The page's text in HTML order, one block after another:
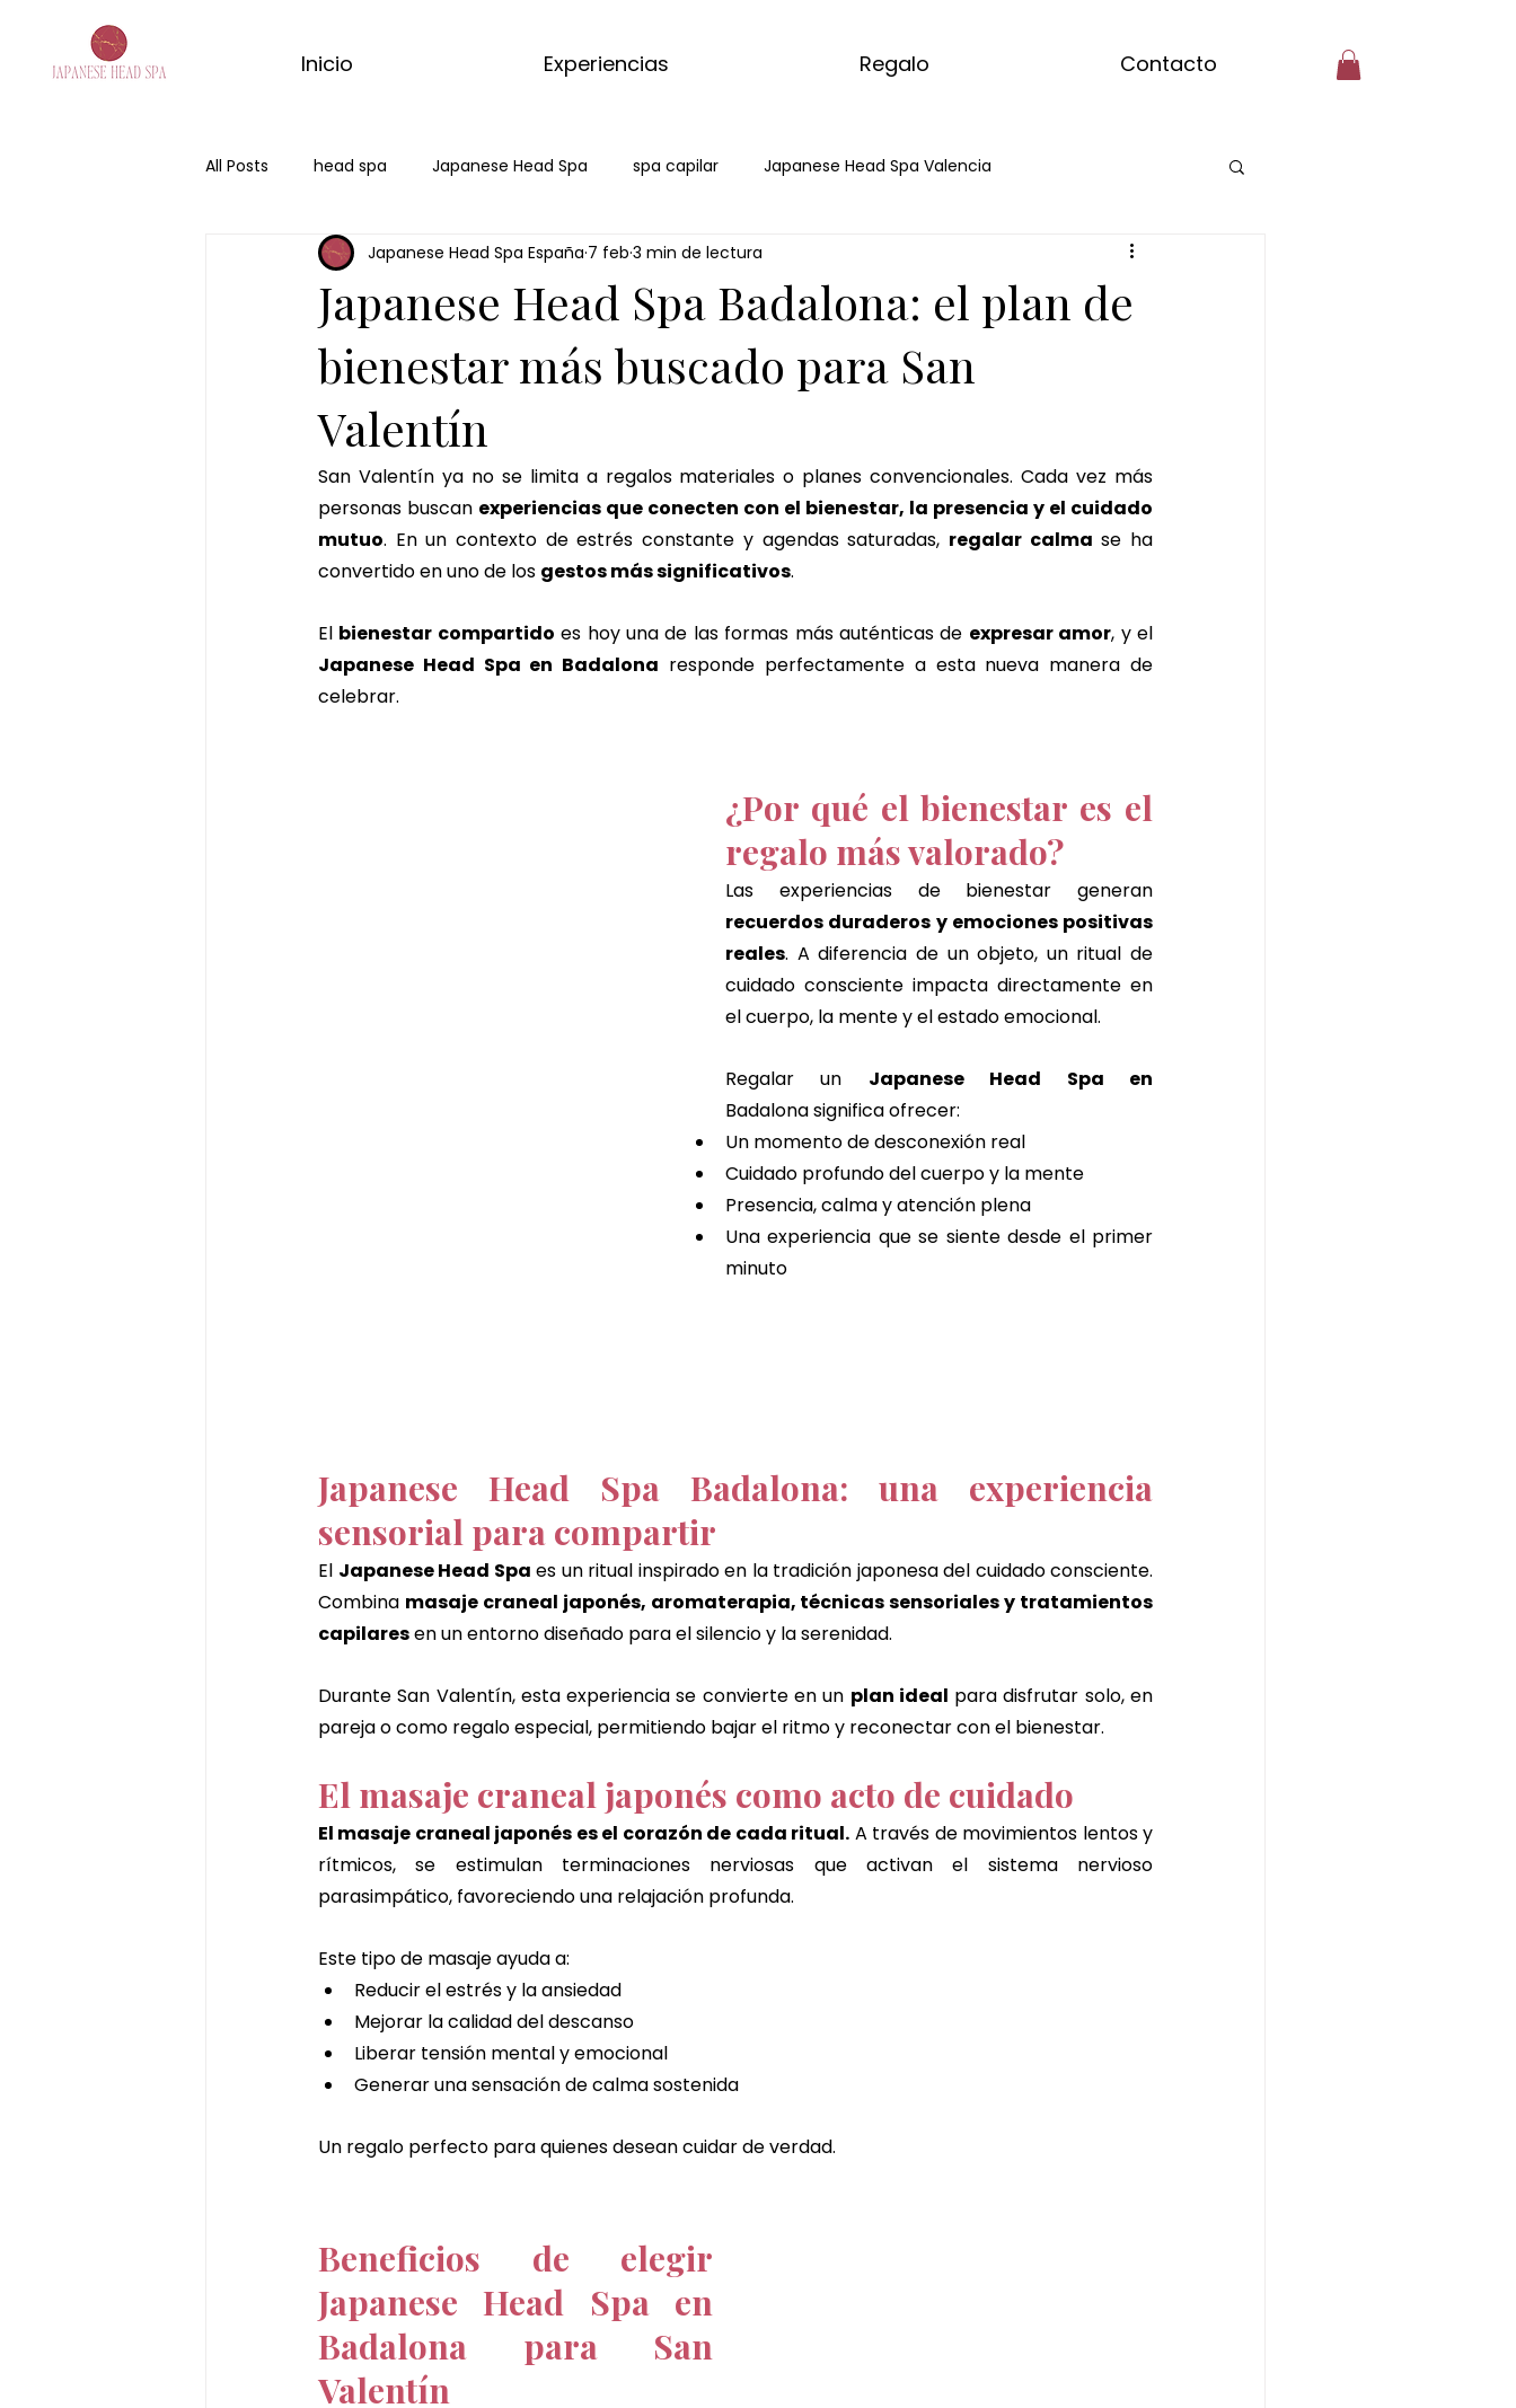
Inicio Experiencias Regalo Contacto
All Posts head spa Japanese Head Spa spa capilar Japanese Head Spa Valencia
Japanese Head Spa Badalona Salud Capilar Badalona Head Spa Badalona
influencers masaje con matcha kyoto matcha ritual
masajes del mundo masaje de jengibre
masaje de chocolate ritual de chocolate y pistacho El regalo perfecto
Japanese Head Spa Badalona: el plan de
bienestar más buscado para San
Valentín
Japanese Head Spa España 7 feb 3 min de lectura
San Valentín ya no se limita a regalos materiales o planes convencionales. Cada vez más
personas buscan experiencias que conecten con el bienestar, la presencia y el cuidado
mutuo. En un contexto de estrés constante y agendas saturadas, regalar calma se ha
convertido en uno de los gestos más significativos.
El bienestar compartido es hoy una de las formas más auténticas de expresar amor
Japanese Head Spa en Badalona responde perfectamente a esta nueva manera de
celebrar.
¿Por qué el bienestar es el
regalo más valorado?
recuerdos duraderos y emociones positivas
reales. A diferencia de un objeto, un ritual de
cuidado consciente impacta directamente en
el cuerpo, la mente y el estado emocional.
Regalar un
Badalona significa ofrecer:
Un momento de desconexión real
Cuidado profundo del cuerpo y la mente
Presencia, calma y atención plena
Una experiencia que se siente desde el primer
minuto
Japanese Head Spa Badalona: una experiencia
sensorial para compartir
El Japanese Head Spa es un ritual inspirado en la tradición japonesa del cuidado consciente.
Combina masaje craneal japonés, aromaterapia, técnicas sensoriales y tratamientos
capilares en un entorno diseñado para el silencio y la serenidad.
Durante San Valentín, esta experiencia se convierte en un plan ideal para disfrutar solo, en
pareja o como regalo especial, permitiendo bajar el ritmo y reconectar con el bienestar.
El masaje craneal japonés como acto de cuidado
El masaje craneal japonés es el corazón de cada ritual. A través de movimientos lentos y
rítmicos, se estimulan terminaciones nerviosas que activan el sistema nervioso
parasimpático, favoreciendo una relajación profunda.
Este tipo de masaje ayuda a:
Reducir el estrés y la ansiedad
Mejorar la calidad del descanso
Liberar tensión mental y emocional
Generar una sensación de calma sostenida
Un regalo perfecto para quienes desean cuidar de verdad.
Beneficios de elegir
Japanese Head Spa en
Badalona para San
Valentín